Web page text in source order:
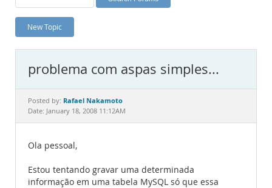
Planet MySQL
News and Events
MySQL.com
Downloads
Documentation
New Topic
problema com aspas simples...
Posted by: Rafael Nakamoto
Date: January 18, 2008 11:12AM
Ola pessoal,
Estou tentando gravar uma determinada
informação em uma tabela MySQL só que essa